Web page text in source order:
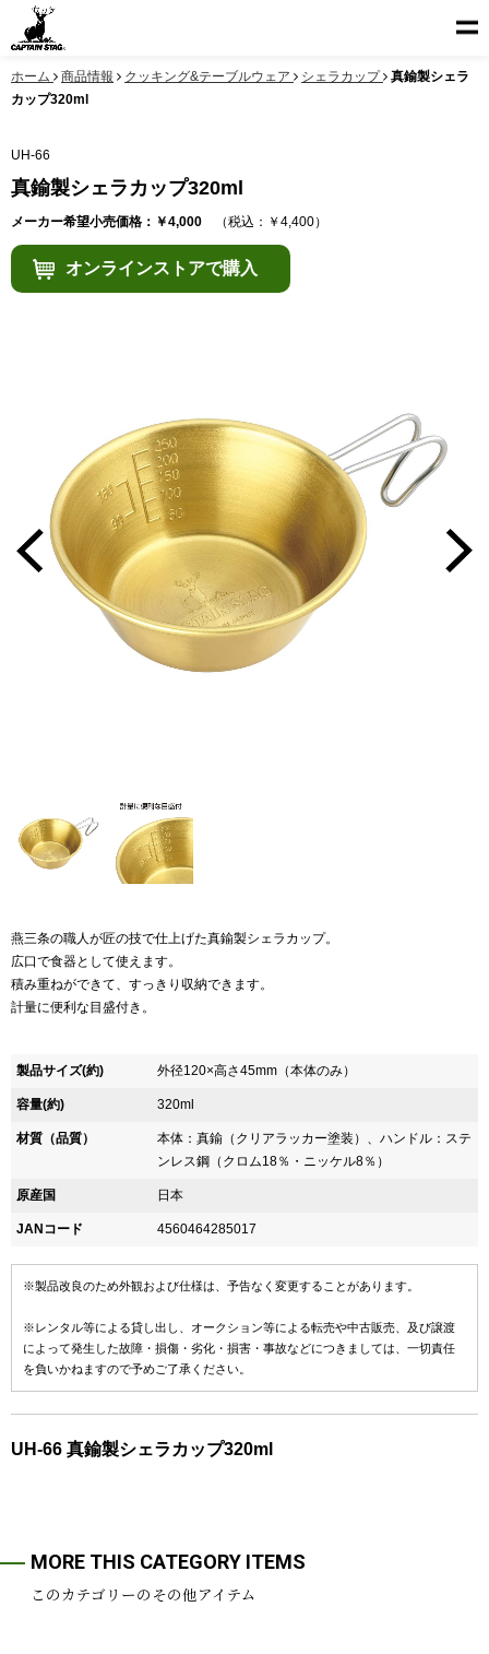
ホーム 商品情報 クッキング&テーブルウェア シェラカップ
真鍮製シェラ
カップ320ml
UH-66
真鍮製シェラカップ320ml
メーカー希望小売価格：￥4,000 （税込：￥4,400）
オンラインストアで購入
燕三条の職人が匠の技で仕上げた真鍮製シェラカップ。
広口で食器として使えます。
積み重ねができて、すっきり収納できます。
計量に便利な目盛付き。
製品サイズ(約) 外径120×高さ45mm（本体のみ）
容量(約) 320ml
材質（品質）
本体：真鍮（クリアラッカー塗装）、ハンドル：ステ
ンレス鋼（クロム18％・ニッケル8％）
原産国 日本
JANコード 4560464285017
※製品改良のため外観および仕様は、予告なく変更することがあります。
※レンタル等による貸し出し、オークション等による転売や中古販売、及び譲渡
によって発生した故障・損傷・劣化・損害・事故などにつきましては、一切責任
を負いかねますので予めご了承ください。
UH-66 真鍮製シェラカップ320ml
MORE THIS CATEGORY ITEMS
このカテゴリーのその他アイテム